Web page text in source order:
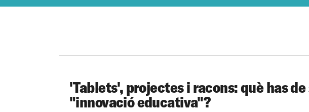
'Tablets', projectes i racons: què has
"innovació educativa"?